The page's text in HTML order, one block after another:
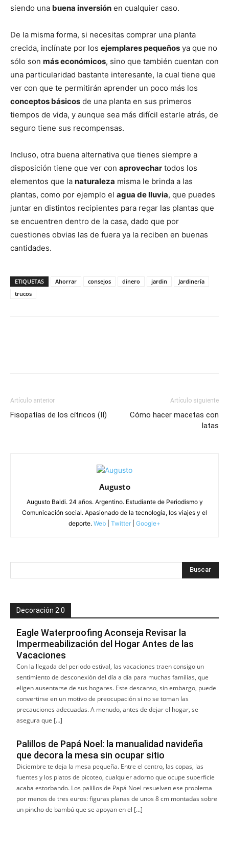
siendo una buena inversión en cualquier caso.
De la misma forma, si necesitas comprar una planta
crecida, inclínate por los ejemplares pequeños ya que no
sólo son más económicos, sino que también cuentan con
una particularidad bastante interesante, la cual tiene que
ver con que te permitirán aprender un poco más los
conceptos básicos de una planta en sus primeros
tiempos de vida, y aunque sea más difícil estarle atrás, de
seguro tiene sus recompensas.
Incluso, otra buena alternativa que tienes siempre a
disposición tiene que ver con aprovechar todos los
elementos que la naturaleza misma le brinda a las
plantas, como por ejemplo el agua de lluvia, que puedes
juntar en distintos recipientes para regar las plantas que
se encuentren dentro de la casa, dado que por
cuestiones obvias las de fuera ya la reciben en buenas
cantidades.
ETIQUETAS Ahorrar consejos dinero jardin
Jardinería
trucos
Artículo anterior
Fisopatías de los cítricos (II)
Artículo siguiente
Cómo hacer macetas con
latas
Augusto
Augusto Baldi. 24 años. Argentino. Estudiante de Periodismo y
Comunicación social. Apasionado de la tecnología, los viajes y el
deporte. Web Twitter Google+
Decoración 2.0
Eagle Waterproofing Aconseja Revisar la
Impermeabilización del Hogar Antes de las
Vacaciones
Con la llegada del periodo estival, las vacaciones traen consigo un
sentimiento de desconexión del día a día para muchas familias, que
eligen ausentarse de sus hogares. Este descanso, sin embargo, puede
convertirse en un motivo de preocupación si no se toman las
precauciones adecuadas. A menudo, antes de dejar el hogar, se
asegura que […]
Palillos de Papá Noel: la manualidad navideña
que decora la mesa sin ocupar sitio
Diciembre te deja la mesa pequeña. Entre el centro, las copas, las
fuentes y los platos de picoteo, cualquier adorno que ocupe superficie
acaba estorbando. Los palillos de Papá Noel resuelven ese problema
por menos de tres euros: figuras planas de unos 8 cm montadas sobre
un pincho de bambú que se apoyan en el […]